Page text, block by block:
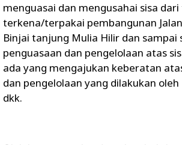
menguasai dan mengusahai sisa
terkena/terpakai pembangunan
Binjai tanjung Mulia Hilir dan sampai
penguasaan dan pengelolaan atas
ada yang mengajukan keberatan
dan pengelolaan yang dilakukan oleh
dkk.